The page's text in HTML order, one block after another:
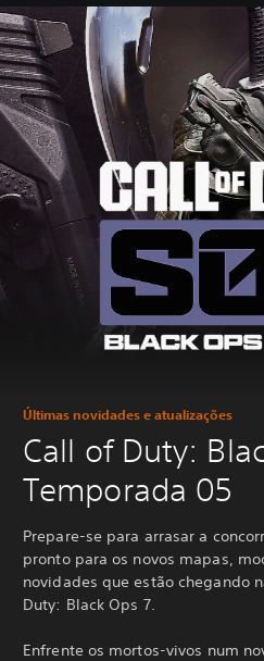
Últimas novidades e atualizações
Call of Duty:
Temporada 05
Prepare-se para arrasar a
pronto para os novos mapas,
novidades que estão chegando
Duty: Black Ops 7.
Enfrente os mortos-vivos num